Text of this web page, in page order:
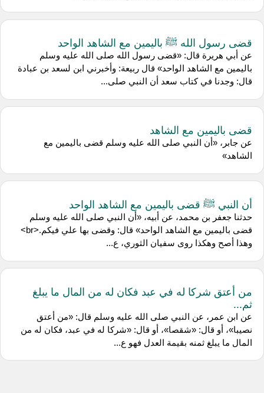
قضى رسول الله ﷺ باليمين مع الشاهد الواحد
عن أبي هريرة قال: «قضى رسول الله صلى الله عليه وسلم
باليمين مع الشاهد الواحد» قال ربيعة: وأخبرني ابن لسعد بن عبادة
قال: وجدنا في كتاب سعد أن النبي صلى...
قضى باليمين مع الشاهد
عن جابر، «أن النبي صلى الله عليه وسلم قضى باليمين مع
الشاهد»
أن النبي ﷺ قضى باليمين مع الشاهد الواحد
حدثنا جعفر بن محمد، عن أبيه، «أن النبي صلى الله عليه وسلم
قضى باليمين مع الشاهد الواحد» قال: وقضى بها علي فيكم.<br>
وهذا أصح وهكذا روى سفيان الثوري، ع...
من أعتق شركا له في عبد فكان له من المال ما يبلغ
ثم...
عن ابن عمر، عن النبي صلى الله عليه وسلم قال: «من أعتق
نصيبا»، أو قال: «شقصا»، أو قال: «شركا له في عبد، فكان له من
المال ما يبلغ ثمنه بقيمة العدل فهو ع...